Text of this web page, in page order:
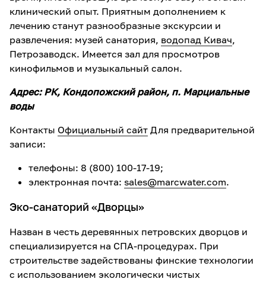
клинический опыт. Приятным дополнением к
лечению станут разнообразные экскурсии и
развлечения: музей санатория, водопад Кивач,
Петрозаводск. Имеется зал для просмотров
кинофильмов и музыкальный салон.
Адрес: РК, Кондопожский район, п. Марциальные
воды
Контакты Официальный сайт Для предварительной
записи:
телефоны: 8 (800) 100-17-19;
электронная почта: sales@marcwater.com.
Эко-санаторий «Дворцы»
Назван в честь деревянных петровских дворцов и
специализируется на СПА-процедурах. При
строительстве задействованы финские технологии
с использованием экологически чистых